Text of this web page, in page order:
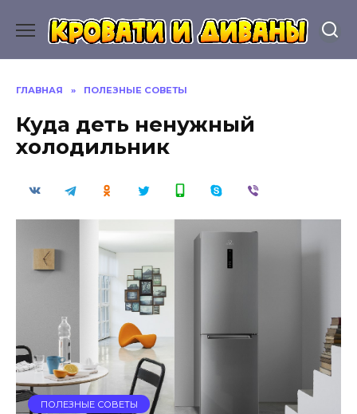
содержанию
ГЛАВНАЯ » ПОЛЕЗНЫЕ СОВЕТЫ
Куда деть ненужный
холодильник
ПОЛЕЗНЫЕ СОВЕТЫ